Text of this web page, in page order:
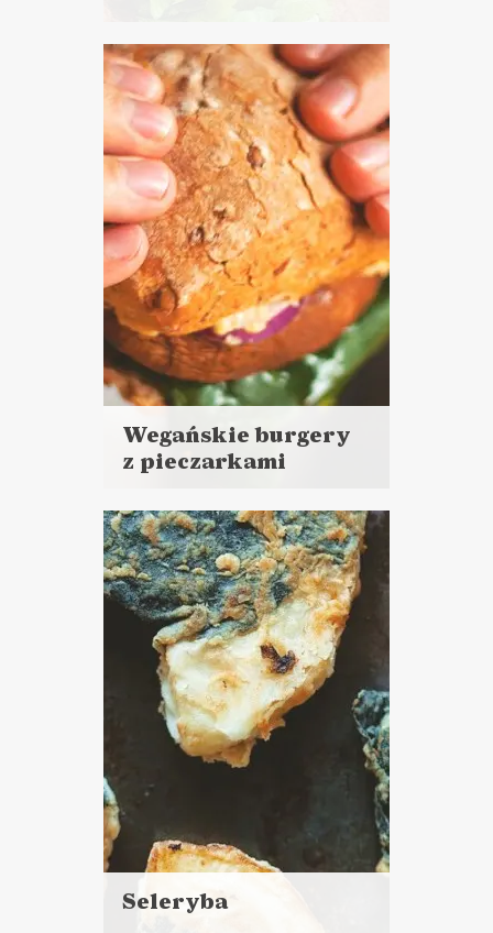
więcej
Czas przygotowania:
do 30 minut
DO CHLEBA
PRZYSTAWKI
KAMERALNY SYLWESTER ?
Wegańskie burgery
z pieczarkami
więcej
Czas przygotowania: 20 minut
+ 1 h 15 minut marynowania i
pieczenia
DANIA GŁÓWNE
Seleryba